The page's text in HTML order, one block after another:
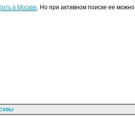
в Москве. Но при активном поиске ее можно